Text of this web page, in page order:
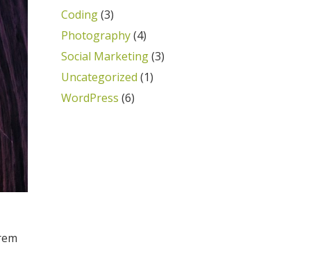
Coding(3)
Photography(4)
Social Marketing(3)
Uncategorized (1)
WordPress (6)